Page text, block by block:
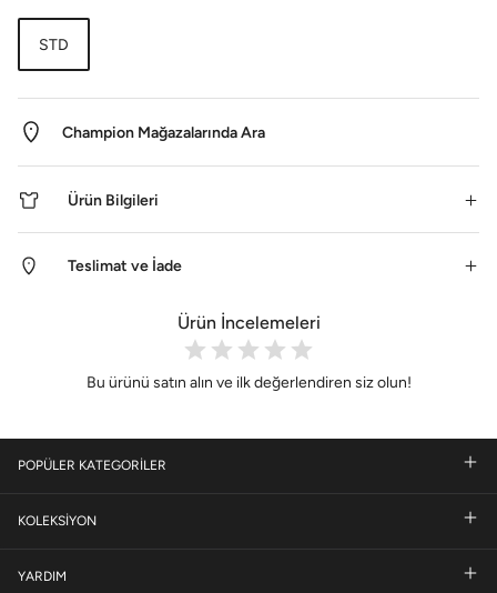
STD
Champion Mağazalarında Ara
Ürün Bilgileri
Teslimat ve İade
Ürün İncelemeleri
Bu ürünü satın alın ve ilk değerlendiren siz olun!
POPÜLER KATEGORİLER
KOLEKSİYON
YARDIM